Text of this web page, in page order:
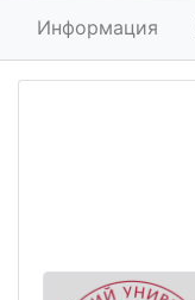
Информация